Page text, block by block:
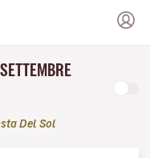
Del Sol